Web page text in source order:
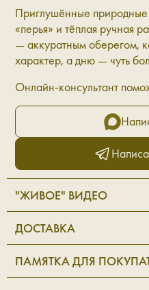
Приглушённые
«перья» и тёплая ручная
— аккуратным оберегом,
характер, а дню — чуть
Онлайн-консультант
"ЖИВОЕ" ВИДЕО
ДОСТАВКА
ПАМЯТКА ДЛЯ